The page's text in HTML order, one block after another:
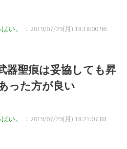
い。
：2019/07/29(月) 18:18:00.96
器聖痕は妥協しても昇
った方が良い
い。
：2019/07/29(月) 18:21:07.88